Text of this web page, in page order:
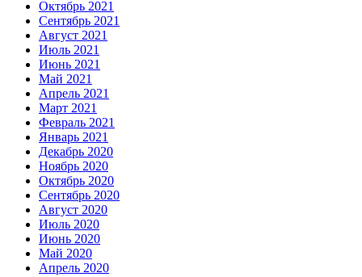
Октябрь 2021
Сентябрь 2021
Август 2021
Июль 2021
Июнь 2021
Май 2021
Апрель 2021
Март 2021
Февраль 2021
Январь 2021
Декабрь 2020
Ноябрь 2020
Октябрь 2020
Сентябрь 2020
Август 2020
Июль 2020
Июнь 2020
Май 2020
Апрель 2020